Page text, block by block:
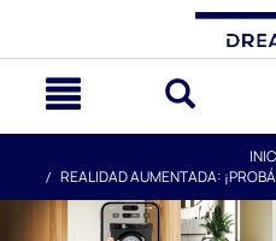
REALIDAD AUMENTADA: